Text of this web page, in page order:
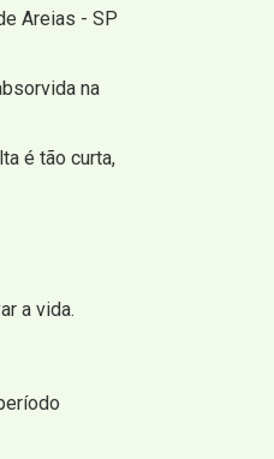
Areias - SP
na
é tão curta,
a vida.